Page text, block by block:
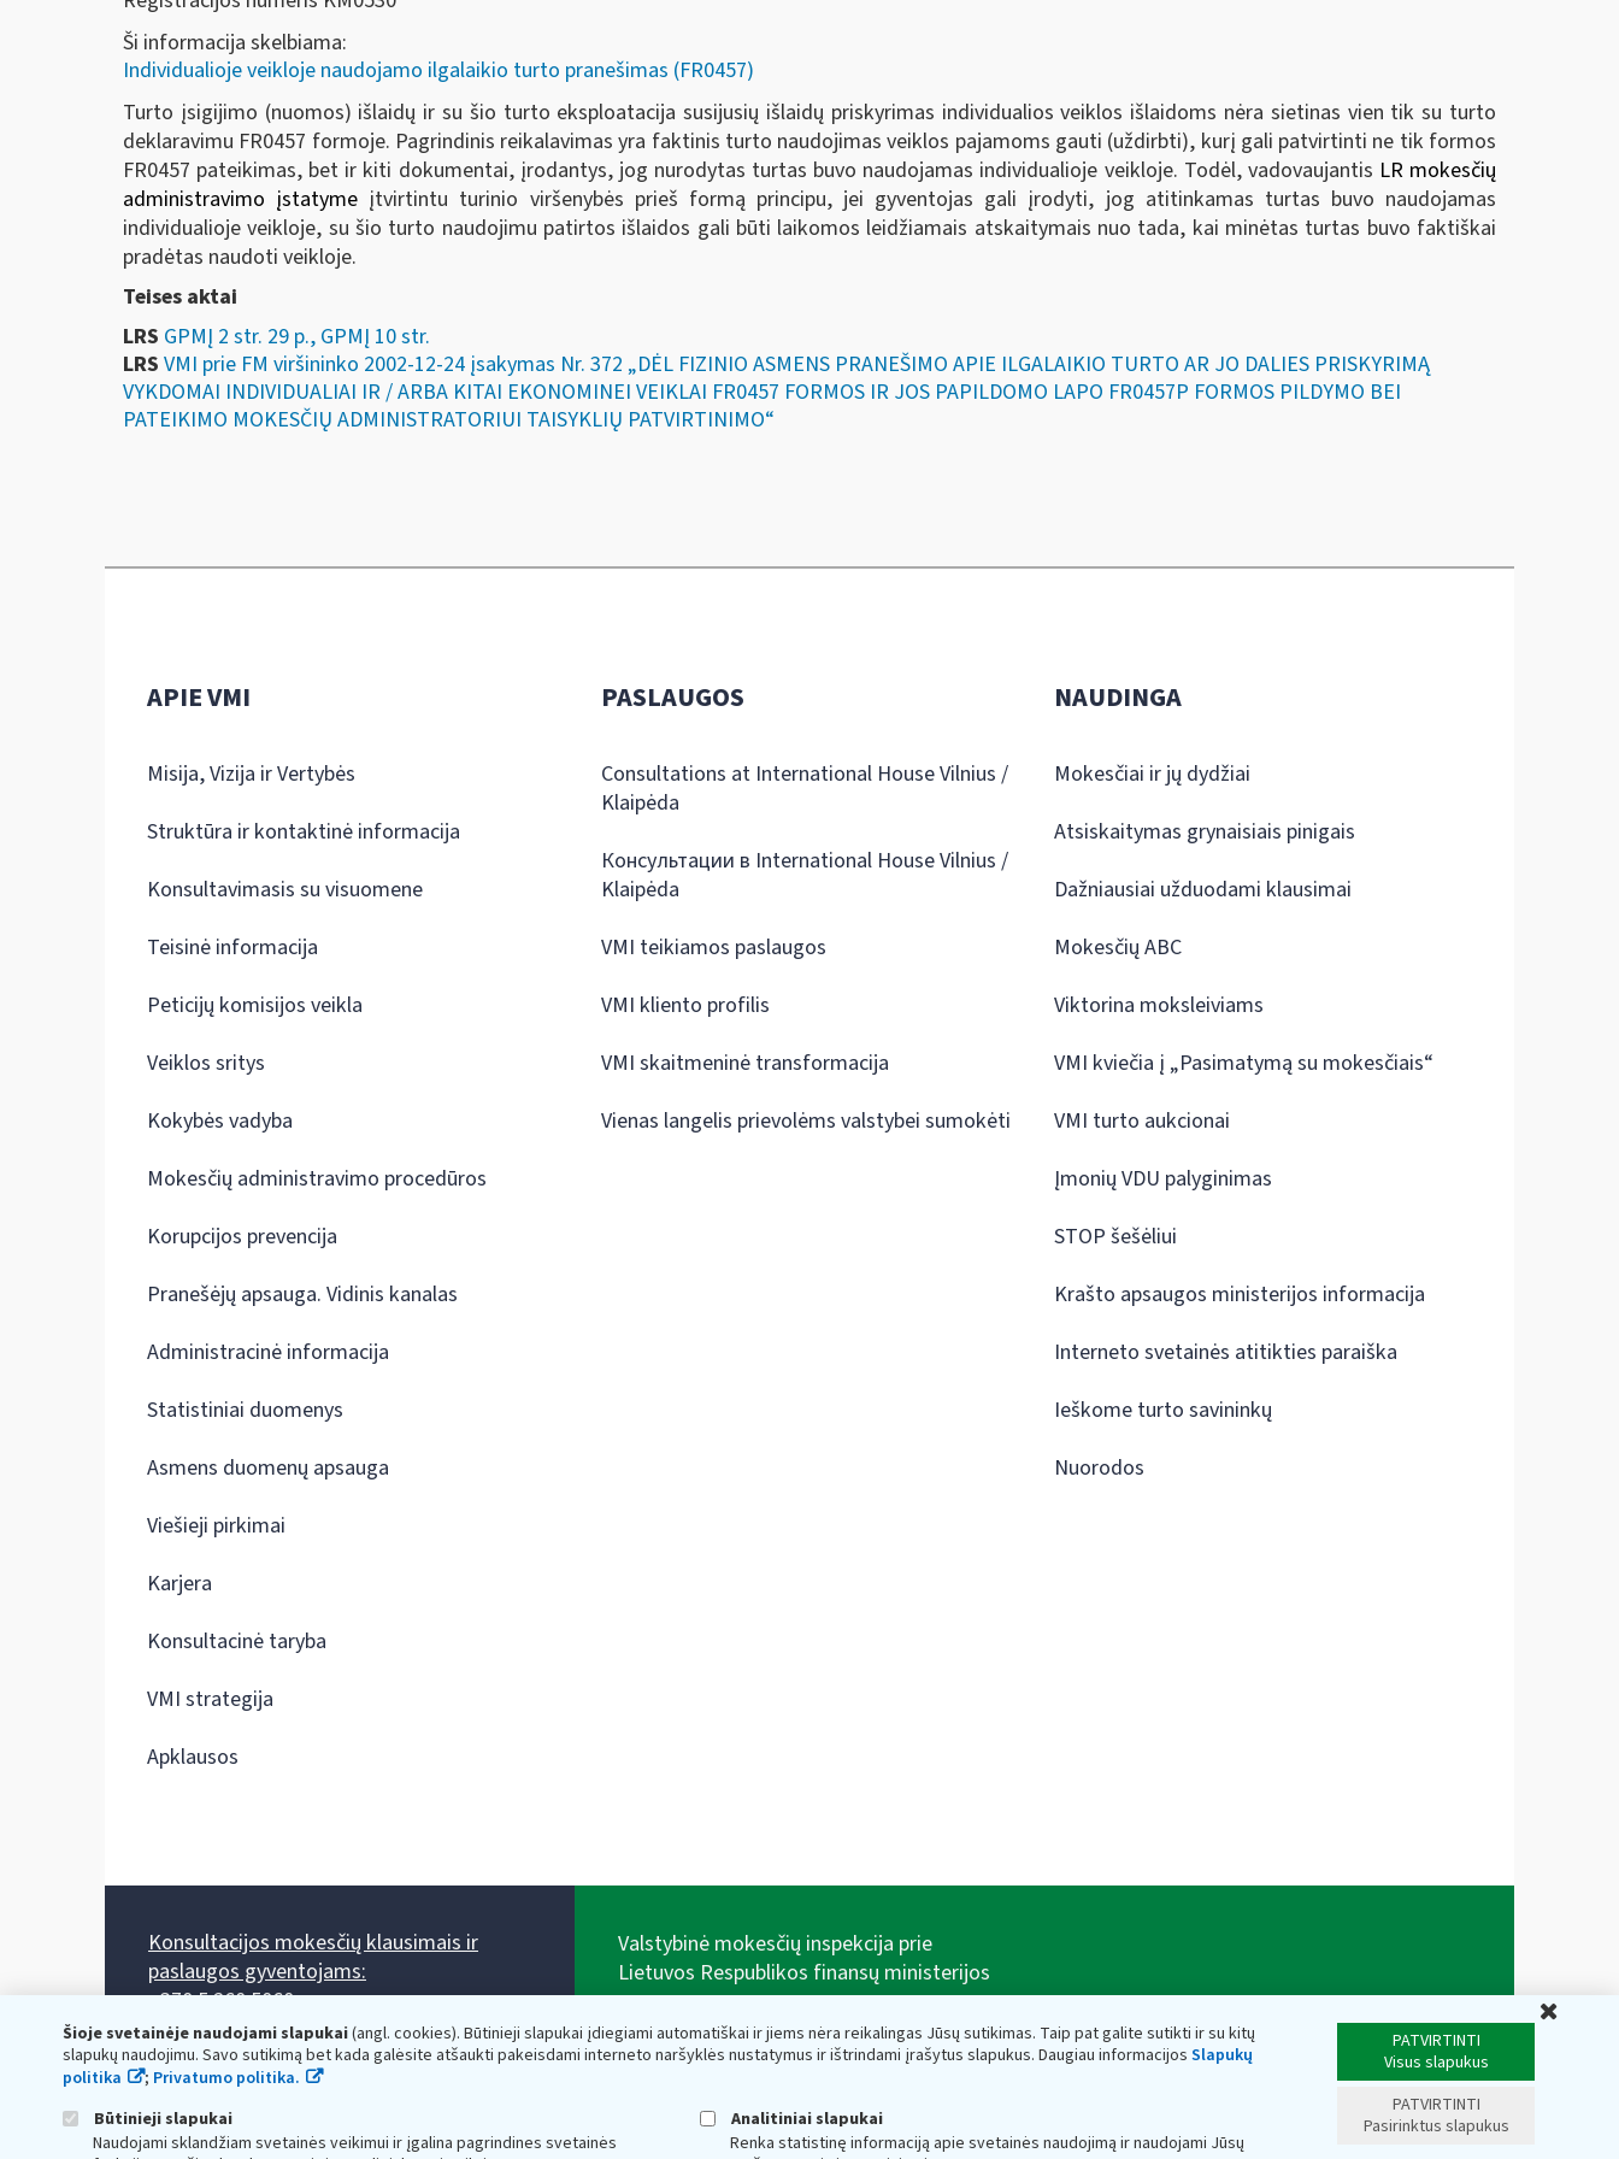
Ši informacija skelbiama:
Individualioje veikloje naudojamo ilgalaikio turto pranešimas (FR0457)
Turto įsigijimo (nuomos) išlaidų ir su šio turto eksploatacija susijusių išlaidų priskyrimas individualios veiklos išlaidoms nėra sietinas vien tik su turto
deklaravimu FR0457 formoje. Pagrindinis reikalavimas yra faktinis turto naudojimas veiklos pajamoms gauti (uždirbti), kurį gali patvirtinti ne tik formos
FR0457 pateikimas, bet ir kiti dokumentai, įrodantys, jog nurodytas turtas buvo naudojamas individualioje veikloje. Todėl, vadovaujantis LR mokesčių
administravimo įstatyme įtvirtintu turinio viršenybės prieš formą principu, jei gyventojas gali įrodyti, jog atitinkamas turtas buvo naudojamas
individualioje veikloje, su šio turto naudojimu patirtos išlaidos gali būti laikomos leidžiamais atskaitymais nuo tada, kai minėtas turtas buvo faktiškai
pradėtas naudoti veikloje.
Teises aktai
LRS GPMĮ 2 str. 29 p., GPMĮ 10 str.
LRS VMI prie FM viršininko 2002-12-24 įsakymas Nr. 372 „DĖL FIZINIO ASMENS PRANEŠIMO APIE ILGALAIKIO TURTO AR JO DALIES PRISKYRIMĄ
VYKDOMAI INDIVIDUALIAI IR / ARBA KITAI EKONOMINEI VEIKLAI FR0457 FORMOS IR JOS PAPILDOMO LAPO FR0457P FORMOS PILDYMO BEI
PATEIKIMO MOKESČIŲ ADMINISTRATORIUI TAISYKLIŲ PATVIRTINIMO“
Šioje svetainėje naudojami slapukai(angl. cookies). Būtinieji slapukai įdiegiami automatiškai ir jiems nėra reikalingas Jūsų sutikimas. Taip pat galite sutikti ir su kitų
slapukų naudojimu. Savo sutikimą bet kada galėsite atšaukti pakeisdami interneto naršyklės nustatymus ir ištrindami įrašytus slapukus. Daugiau informacijos Slapukų
politika
; Privatumo politika.
Būtinieji slapukai
Naudojami sklandžiam svetainės veikimui ir įgalina pagrindines svetainės
Analitiniai slapukai
Renka statistinę informaciją apie svetainės naudojimą ir naudojami Jūsų
PATVIRTINTI
Visus slapukus
PATVIRTINTI
Pasirinktus slapukus
APIE VMI
Misija, Vizija ir Vertybės
Struktūra ir kontaktinė informacija
Konsultavimasis su visuomene
Teisinė informacija
Peticijų komisijos veikla
Veiklos sritys
Kokybės vadyba
Mokesčių administravimo procedūros
Korupcijos prevencija
Pranešėjų apsauga. Vidinis kanalas
Administracinė informacija
Statistiniai duomenys
Asmens duomenų apsauga
Viešieji pirkimai
Karjera
Konsultacinė taryba
VMI strategija
Apklausos
PASLAUGOS
Consultations at International House Vilnius /
Klaipėda
Консультации в International House Vilnius /
Klaipėda
VMI teikiamos paslaugos
VMI kliento profilis
VMI skaitmeninė transformacija
Vienas langelis prievolėms valstybei sumokėti
NAUDINGA
Mokesčiai ir jų dydžiai
Atsiskaitymas grynaisiais pinigais
Dažniausiai užduodami klausimai
Mokesčių ABC
Viktorina moksleiviams
VMI kviečia į „Pasimatymą su mokesčiais“
VMI turto aukcionai
Įmonių VDU palyginimas
STOP šešėliui
Krašto apsaugos ministerijos informacija
Interneto svetainės atitikties paraiška
Ieškome turto savininkų
Nuorodos
Konsultacijos mokesčių klausimais ir
paslaugos gyventojams:
+370 5 260 5060
Darbo laikas: I-IV 8.00-17.00, V 8.00-15.45.
Prieššventinę dieną - viena valanda trumpiau.
Kiekvieno mėnesio antrą penktadienį 8.00 val. - 12.00 val.
Valstybinė mokesčių inspekcija prie
Lietuvos Respublikos finansų ministerijos
adresas: Vasario 16-osios g. 14, 01107 Vilnius, Lietuva,
el.paštas:vmi@vmi.lt, E. pristatymo dėžutės adresas
Lietuvos Respublikos finansų ministerijos kaupiami ir
saugomi Juridinių asmenų registre